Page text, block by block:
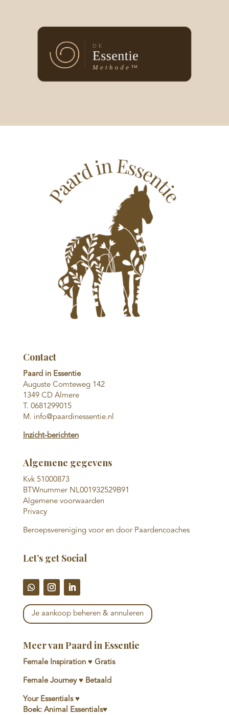
Contact
Paard in Essentie
Auguste Comteweg 142
1349 CD Almere
T. 0681299015
M. info@paardinessentie.nl
Inzicht-berichten
Algemene gegevens
Kvk 51000873
BTWnummer NL001932529B91
Algemene voorwaarden
Privacy
Beroepsvereniging voor en door Paardencoaches
Let’s get Social
Je aankoop beheren & annuleren
Meer van Paard in Essentie
Female Inspiration ♥ Gratis
Female Journey ♥ Betaald
Your Essentials ♥
Boek: Animal Essentials♥